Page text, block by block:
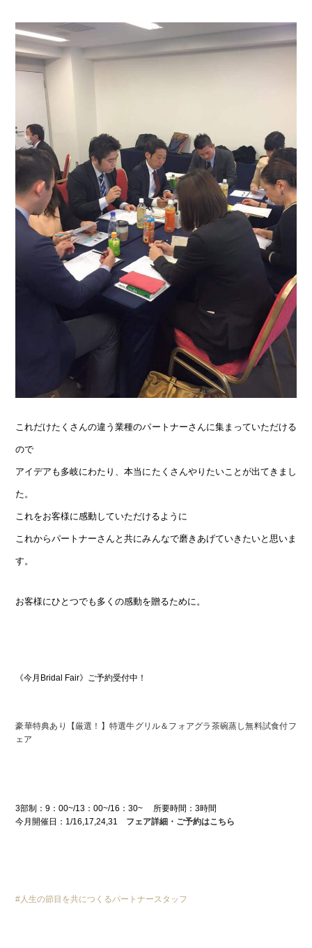
これだけたくさんの違う業種のパートナーさんに集まっていただける
ので
アイデアも多岐にわたり、本当にたくさんやりたいことが出てきまし
た。
これをお客様に感動していただけるように
これからパートナーさんと共にみんなで磨きあげていきたいと思いま
す。
お客様にひとつでも多くの感動を贈るために。
《今月Bridal Fair》ご予約受付中！
豪華特典あり【厳選！】特選牛グリル＆フォアグラ茶碗蒸し無料試食付フ
ェア
3部制：9：00~/13：00~/16：30~ 所要時間：3時間
今月開催日：1/16,17,24,31 フェア詳細・ご予約はこちら
人生の節目を共につくるパートナースタッフ